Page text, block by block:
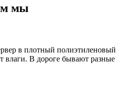
мы
в плотный полиэтиленовый
влаги. В дороге бывают разные